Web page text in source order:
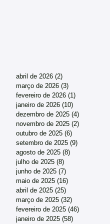
abril de 2026 (2)
março de 2026 (3)
fevereiro de 2026 (1)
janeiro de 2026 (10)
dezembro de 2025 (4)
novembro de 2025 (2)
outubro de 2025 (6)
setembro de 2025 (9)
agosto de 2025 (8)
julho de 2025 (8)
junho de 2025 (7)
maio de 2025 (16)
abril de 2025 (25)
março de 2025 (32)
fevereiro de 2025 (46)
janeiro de 2025 (58)